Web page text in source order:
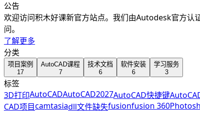
公告
欢迎访问积木好课新官方站点。我们由Autodesk官方认
问。
了解更多
分类
项目案例
17
AutoCAD课程
7
技术文档
6
软件安装
6
学习服务
3
标签
3D打印AutoCADAutoCAD2027AutoCAD快捷键
CAD项目camtasiadll文件缺失fusionfusion 360